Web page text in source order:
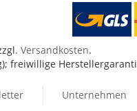
Versandkosten.
freiwillige
Unternehmen